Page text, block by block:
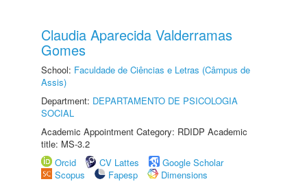
Claudia Aparecida Valderramas
Gomes
School: Faculdade de Ciências e Letras (Câmpus de
Assis)
Department: DEPARTAMENTO DE PSICOLOGIA
SOCIAL
Academic Appointment Category: RDIDP Academic
title: MS-3.2
Orcid
CV Lattes
Google Scholar
Scopus
Fapesp
Dimensions